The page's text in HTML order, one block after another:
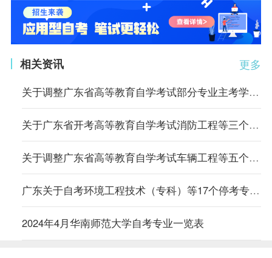
更多
相关资讯
关于调整广东省高等教育自学考试部分专业主考学校的通知
关于广东省开考高等教育自学考试消防工程等三个专业的通知
关于调整广东省高等教育自学考试车辆工程等五个专业主考学校的通知
广东关于自考环境工程技术（专科）等17个停考专业毕业办理时间的通告
2024年4月华南师范大学自考专业一览表